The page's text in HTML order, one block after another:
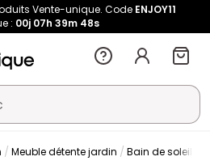
Vente-unique. Code ENJOY11
: 00j 07h 39m 48s
Meuble détente jardin Bain de soleil